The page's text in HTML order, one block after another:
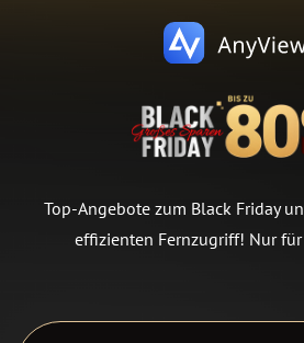
Top-Angebote zum Black Friday
effizienten Fernzugriff! Nur